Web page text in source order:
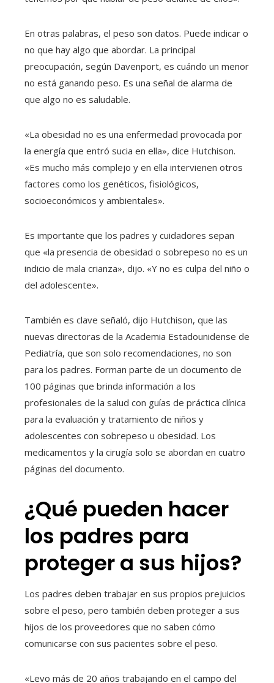
En otras palabras, el peso son datos. Puede indicar o
no que hay algo que abordar. La principal
preocupación, según Davenport, es cuándo un menor
no está ganando peso. Es una señal de alarma de
que algo no es saludable.
«La obesidad no es una enfermedad provocada por
la energía que entró sucia en ella», dice Hutchison.
«Es mucho más complejo y en ella intervienen otros
factores como los genéticos, fisiológicos,
socioeconómicos y ambientales».
Es importante que los padres y cuidadores sepan
que «la presencia de obesidad o sobrepeso no es un
indicio de mala crianza», dijo. «Y no es culpa del niño o
del adolescente».
También es clave señaló, dijo Hutchison, que las
nuevas directoras de la Academia Estadounidense de
Pediatría, que son solo recomendaciones, no son
para los padres. Forman parte de un documento de
100 páginas que brinda información a los
profesionales de la salud con guías de práctica clínica
para la evaluación y tratamiento de niños y
adolescentes con sobrepeso u obesidad. Los
medicamentos y la cirugía solo se abordan en cuatro
páginas del documento.
¿Qué pueden hacer
los padres para
proteger a sus hijos?
Los padres deben trabajar en sus propios prejuicios
sobre el peso, pero también deben proteger a sus
hijos de los proveedores que no saben cómo
comunicarse con sus pacientes sobre el peso.
«Levo más de 20 años trabajando en el campo del